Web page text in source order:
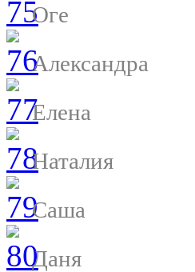
Оге
Александра
Елена
Наталия
Саша
Даня